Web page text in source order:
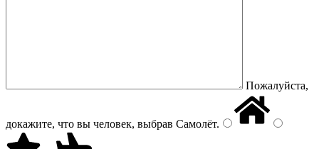
Пожалуйста,
докажите, что вы человек, выбрав Самолёт.